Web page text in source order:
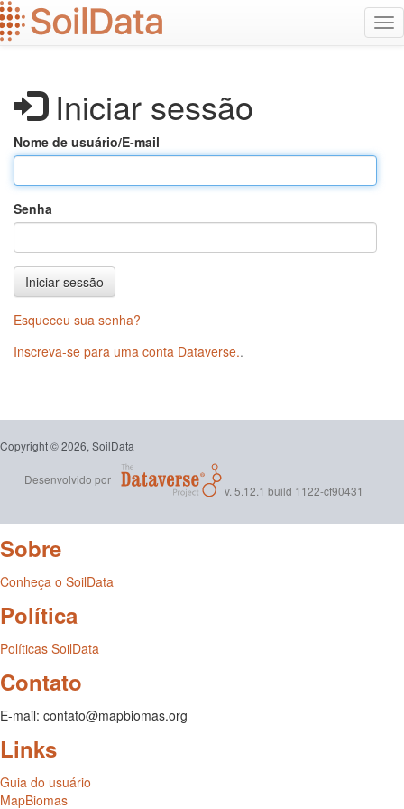
Ir
para
o
Iniciar sessão
Nome de usuário/E-mail
Senha
Iniciar sessão
Esqueceu sua senha?
Inscreva-se para uma conta Dataverse..
Copyright © 2026, SoilData
Desenvolvido por
v. 5.12.1 build 1122-cf90431
Sobre
Conheça o SoilData
Política
Políticas SoilData
Contato
E-mail: contato@mapbiomas.org
Links
Guia do usuário
MapBiomas